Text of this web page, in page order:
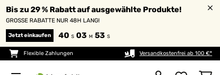
Bis zu 29 % Rabatt auf ausgewählte Produkte!
GROSSE RABATTE NUR 48H LANG!
Jetzt einkaufen 40 S 03 M 53 S
Flexible Zahlungen Versandkostenfrei ab 100 €*